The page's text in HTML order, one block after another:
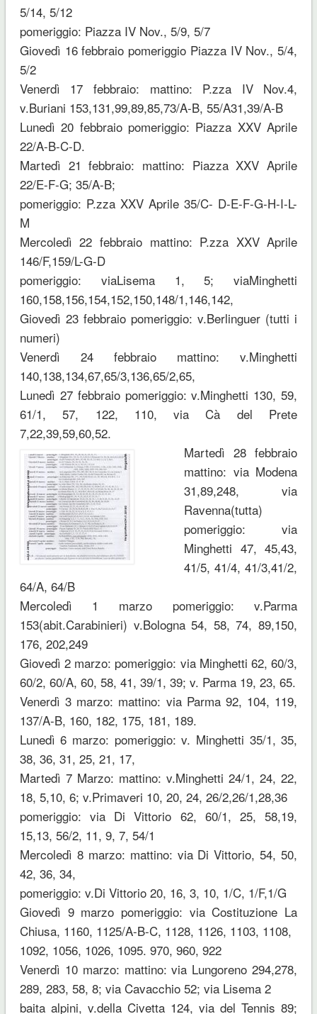
5/14, 5/12
pomeriggio: Piazza IV Nov., 5/9, 5/7
Giovedì 16 febbraio pomeriggio Piazza IV Nov., 5/4,
5/2
Venerdì 17 febbraio: mattino: P.zza IV Nov.4,
v.Buriani 153,131,99,89,85,73/A-B, 55/A31,39/A-B
Lunedì 20 febbraio pomeriggio: Piazza XXV Aprile
22/A-B-C-D.
Martedì 21 febbraio: mattino: Piazza XXV Aprile
22/E-F-G; 35/A-B;
pomeriggio: P.zza XXV Aprile 35/C- D-E-F-G-H-I-L-
M
Mercoledì 22 febbraio mattino: P.zza XXV Aprile
146/F,159/L-G-D
pomeriggio: viaLisema 1, 5; viaMinghetti
160,158,156,154,152,150,148/1,146,142,
Giovedì 23 febbraio pomeriggio: v.Berlinguer (tutti i
numeri)
Venerdì 24 febbraio mattino: v.Minghetti
140,138,134,67,65/3,136,65/2,65,
Lunedì 27 febbraio pomeriggio: v.Minghetti 130, 59,
61/1, 57, 122, 110, via Cà del Prete
7,22,39,59,60,52.
Martedì 28 febbraio
mattino: via Modena
31,89,248, via
Ravenna(tutta)
pomeriggio: via
Minghetti 47, 45,43,
41/5, 41/4, 41/3,41/2,
64/A, 64/B
Mercoledì 1 marzo pomeriggio: v.Parma
153(abit.Carabinieri) v.Bologna 54, 58, 74, 89,150,
176, 202,249
Giovedì 2 marzo: pomeriggio: via Minghetti 62, 60/3,
60/2, 60/A, 60, 58, 41, 39/1, 39; v. Parma 19, 23, 65.
Venerdì 3 marzo: mattino: via Parma 92, 104, 119,
137/A-B, 160, 182, 175, 181, 189.
Lunedì 6 marzo: pomeriggio: v. Minghetti 35/1, 35,
38, 36, 31, 25, 21, 17,
Martedì 7 Marzo: mattino: v.Minghetti 24/1, 24, 22,
18, 5,10, 6; v.Primaveri 10, 20, 24, 26/2,26/1,28,36
pomeriggio: via Di Vittorio 62, 60/1, 25, 58,19,
15,13, 56/2, 11, 9, 7, 54/1
Mercoledì 8 marzo: mattino: via Di Vittorio, 54, 50,
42, 36, 34,
pomeriggio: v.Di Vittorio 20, 16, 3, 10, 1/C, 1/F,1/G
Giovedì 9 marzo pomeriggio: via Costituzione La
Chiusa, 1160, 1125/A-B-C, 1128, 1126, 1103, 1108,
1092, 1056, 1026, 1095. 970, 960, 922
Venerdì 10 marzo: mattino: via Lungoreno 294,278,
289, 283, 58, 8; via Cavacchio 52; via Lisema 2
baita alpini, v.della Civetta 124, via del Tennis 89;